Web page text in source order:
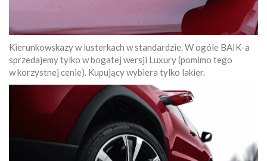
Kierunkowskazy w lusterkach w standardzie. W ogóle BAIK-a
sprzedajemy tylko w bogatej wersji Luxury (pomimo tego
w korzystnej cenie). Kupujący wybiera tylko lakier.